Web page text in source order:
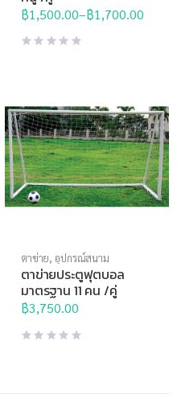
฿1,500.00–฿1,700.00
Price
range:
฿1,500.00
ตาข่าย,อุปกรณ์สนาม
ตาข่ายประตูฟุตบอล
มาตรฐาน 11 คน /คู่
฿3,750.00